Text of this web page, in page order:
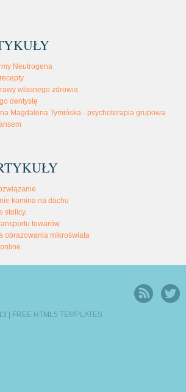
Neutrogena
własnego zdrowia
dentystę
Magdalena Tymińska - psychoterapia grupowa
komina na dachu
stolicy.
towarów
obrazowania mikroświata
| FREE HTML5 TEMPLATES